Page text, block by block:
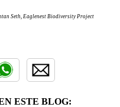
Seth, Eaglenest Biodiversity Project
ESTE BLOG: